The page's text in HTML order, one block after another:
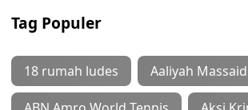
Tag Populer
18 rumah ludes Aaliyah Massaid